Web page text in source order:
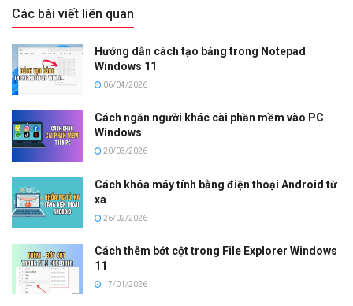
Các bài viết liên quan
Hướng dẫn cách tạo bảng trong Notepad
Windows 11
06/04/2026
Cách ngăn người khác cài phần mềm vào PC
Windows
20/03/2026
Cách khóa máy tính bằng điện thoại Android từ
xa
26/02/2026
Cách thêm bớt cột trong File Explorer Windows
11
17/01/2026